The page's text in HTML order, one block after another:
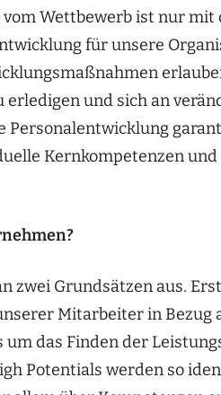
Wettbewerb ist nur mit
für unsere
und sich an
Personalentwicklung
Kernkompetenzen und
zwei Grundsätzen aus.
Mitarbeiter in Bezug
das Finden der
Potentials werden so